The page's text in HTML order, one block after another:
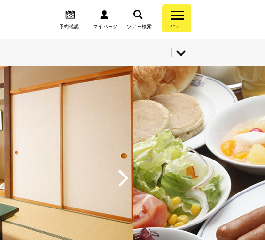
予約確認 マイページ ツアー検索 メニュー